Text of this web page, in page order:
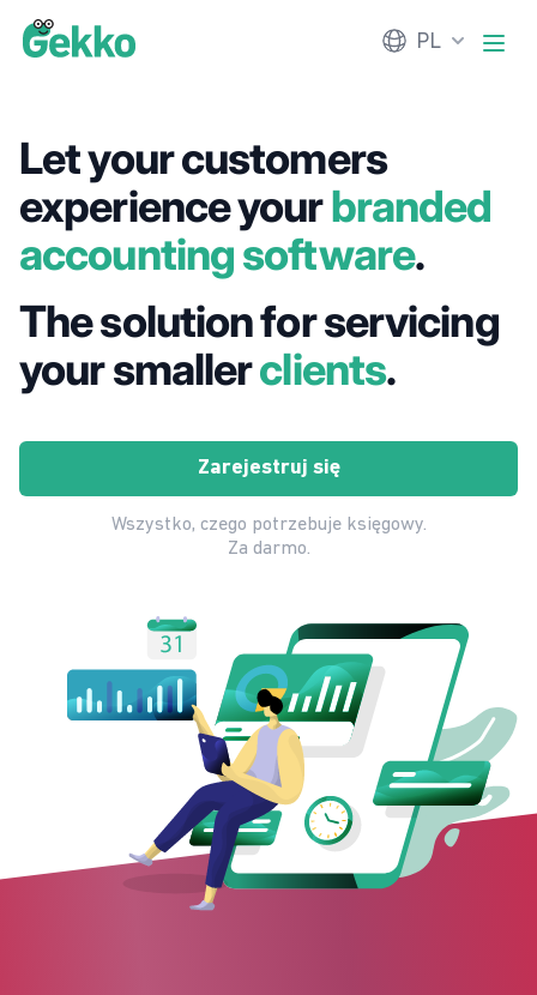
Gekko PL
Let your customers
experience yourbranded
accounting software.
The solution for servicing
your smallerclients.
Zarejestruj się
Wszystko, czego potrzebuje księgowy.
Za darmo.